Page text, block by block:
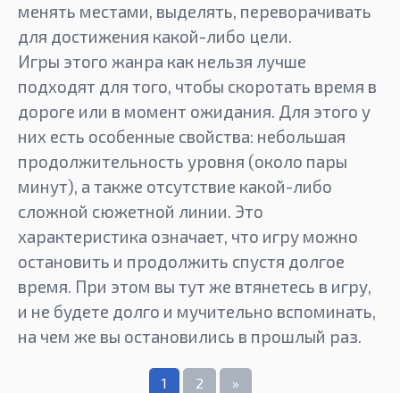
менять местами, выделять, переворачивать
для достижения какой-либо цели.
Игры этого жанра как нельзя лучше
подходят для того, чтобы скоротать время в
дороге или в момент ожидания. Для этого у
них есть особенные свойства: небольшая
продолжительность уровня (около пары
минут), а также отсутствие какой-либо
сложной сюжетной линии. Это
характеристика означает, что игру можно
остановить и продолжить спустя долгое
время. При этом вы тут же втянетесь в игру,
и не будете долго и мучительно вспоминать,
на чем же вы остановились в прошлый раз.
1 2 »